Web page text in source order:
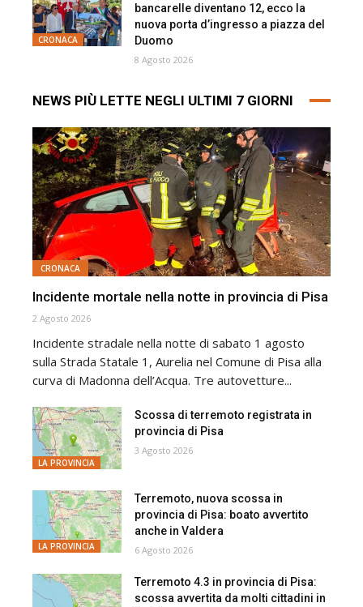
CRONACA
bancarelle diventano 12, ecco la
nuova porta d’ingresso a piazza del
Duomo
8 Agosto 2026
NEWS PIÙ LETTE NEGLI ULTIMI 7 GIORNI
CRONACA
Incidente mortale nella notte in provincia di Pisa
2 Agosto 2026
Incidente stradale nella notte di sabato 1 agosto
sulla Strada Statale 1, Aurelia nel Comune di Pisa alla
curva di Madonna dell’Acqua. Tre autovetture...
LA PROVINCIA
Scossa di terremoto registrata in
provincia di Pisa
3 Agosto 2026
LA PROVINCIA
Terremoto, nuova scossa in
provincia di Pisa: boato avvertito
anche in Valdera
6 Agosto 2026
Terremoto 4.3 in provincia di Pisa:
scossa avvertita da molti cittadini in